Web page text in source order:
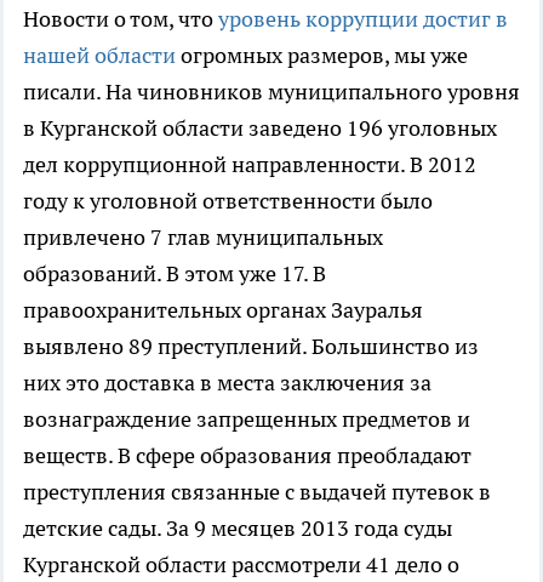
Новости о том, чтоуровень коррупции достиг в
нашей областиогромных размеров, мы уже
писали. На чиновников муниципального уровня
в Курганской области заведено 196 уголовных
дел коррупционной направленности. В 2012
году к уголовной ответственности было
привлечено 7 глав муниципальных
образований. В этом уже 17. В
правоохранительных органах Зауралья
выявлено 89 преступлений. Большинство из
них это доставка в места заключения за
вознаграждение запрещенных предметов и
веществ. В сфере образования преобладают
преступления связанные с выдачей путевок в
детские сады. За 9 месяцев 2013 года суды
Курганской области рассмотрели 41 дело о